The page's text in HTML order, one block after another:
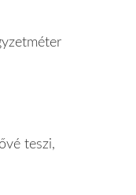
teszi,